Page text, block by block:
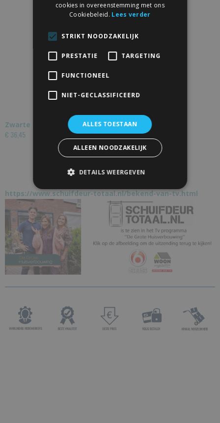
Zwarte Buisgreep Dubbel 300mm
€ 36,45
https://www.schuifdeur-totaal.nl/bekend-van-tv.html
cookies in overeenstemming met ons
Cookiebeleid. Lees verder
STRIKT NOODZAKELIJK
PRESTATIE TARGETING
FUNCTIONEEL
NIET-GECLASSIFICEERD
ALLES TOESTAAN
ALLEEN NOODZAKELIJK
DETAILS WEERGEVEN